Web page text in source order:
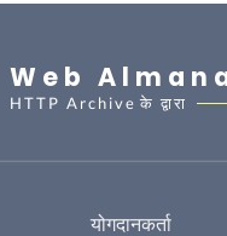
Web
HTTP Archive के द्वारा
योगदानकर्ता